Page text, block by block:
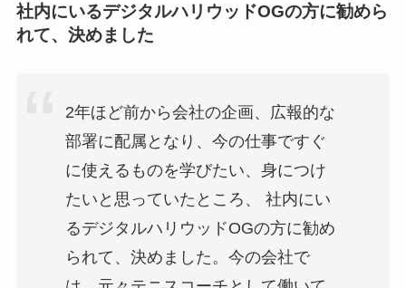
社内にいるデジタルハリウッドOGの方に勧めら
れて、決めました
2年ほど前から会社の企画、広報的な
部署に配属となり、今の仕事ですぐ
に使えるものを学びたい、身につけ
たいと思っていたところ、 社内にい
るデジタルハリウッドOGの方に勧め
られて、決めました。今の会社で